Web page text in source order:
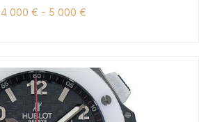
4 000 € - 5 000 €